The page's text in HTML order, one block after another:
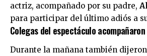
actriz, acompañado por su padre,
para participar del último adiós a
Colegas del espectáculo
Durante la mañana también